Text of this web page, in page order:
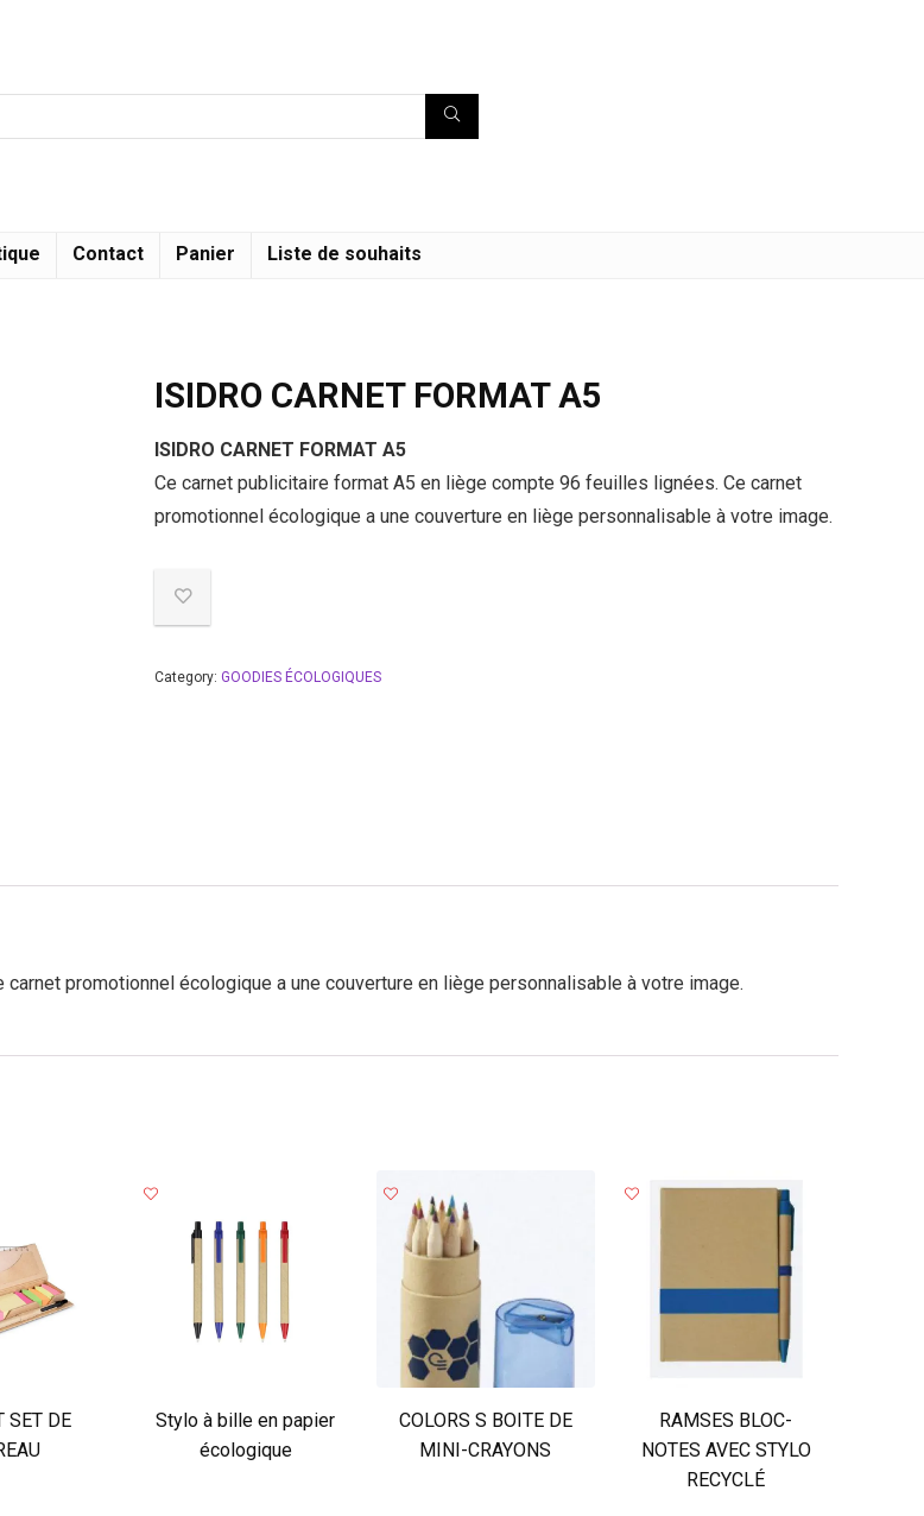
Contact Panier Liste de souhaits
ISIDRO CARNET FORMAT A5
ISIDRO CARNET FORMAT A5
Ce carnet publicitaire format A5 en liège compte 96 feuilles lignées. Ce carnet
promotionnel écologique a une couverture en liège personnalisable à votre image.
Category: GOODIES ÉCOLOGIQUES
promotionnel écologique a une couverture en liège personnalisable à votre image.
SET DE
Stylo à bille en papier
écologique
COLORS S BOITE DE
MINI-CRAYONS
RAMSES BLOC-
NOTES AVEC STYLO
RECYCLÉ